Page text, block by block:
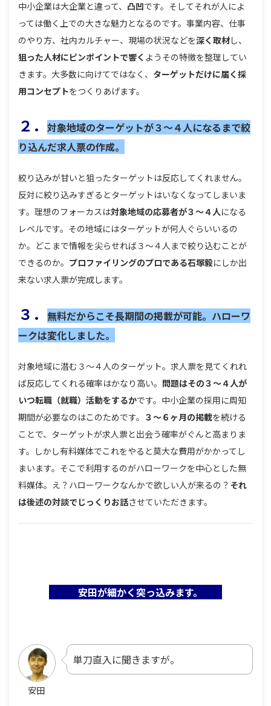
中小企業は大企業と違って、 凸凹です。そしてそれが人によ
っては働く上での大きな魅力となるのです。事業内容、仕事
のやり方、社内カルチャー、現場の状況などを深く取材し、
狙った人材にピンポイントで響く ようその特徴を整理してい
きます。大多数に向けてではなく、 ターゲットだけに届く採
用コンセプトをつくりあげます。
２．
対象地域のターゲットが３〜４人になるまで絞
り込んだ求人票の作成。
絞り込みが甘いと狙ったターゲットは反応してくれません。
反対に絞り込みすぎるとターゲットはいなくなってしまいま
す。理想のフォーカスは対象地域の応募者が３〜４人になる
レベルです。その地域にはターゲットが何人ぐらいいるの
か。どこまで情報を尖らせれば３〜４人まで絞り込むことが
できるのか。 プロファイリングのプロである石塚毅にしか出
来ない求人票が完成します。
３．
無料だからこそ長期間の掲載が可能。ハローワ
ークは変化しました。
対象地域に潜む３〜４人のターゲット。求人票を見てくれれ
ば反応してくれる確率はかなり高い。 問題はその３〜４人が
いつ転職（就職）活動をするかです。中小企業の採用に周知
期間が必要なのはこのためです。 ３〜６ヶ月の掲載を続ける
ことで、ターゲットが求人票と出会う確率がぐんと高まりま
す。しかし有料媒体でこれをやると莫大な費用がかかってし
まいます。そこで利用するのがハローワークを中心とした無
料媒体。え？ハローワークなんかで欲しい人が来るの？ それ
は後述の対談でじっくりお話させていただきます。
安田が細かく突っ込みます。
安田
単刀直入に聞きますが。